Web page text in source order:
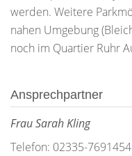
werden. Weitere
nahen Umgebung
noch im Quartier Ruhr
Ansprechpartner
Frau Sarah Kling
Telefon: 02335-7691454